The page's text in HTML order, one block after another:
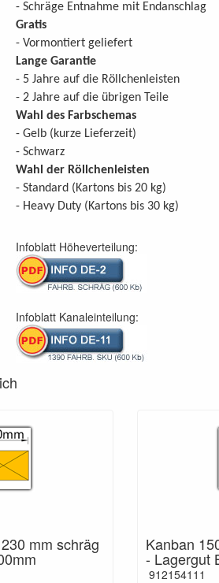
- Schräge Entnahme mit Endanschlag
Gratis
- Vormontiert geliefert
Lange Garantie
- 5 Jahre auf die Röllchenleisten
- 2 Jahre auf die übrigen Teile
Wahl des Farbschemas
- Gelb (kurze Lieferzeit)
- Schwarz
Wahl der Röllchenleisten
- Standard (Kartons bis 20 kg)
- Heavy Duty (Kartons bis 30 kg)
Infoblatt Höheverteilung:
Infoblatt Kanaleinteilung:
mm schräg Kanban
- Lagergut
912154111